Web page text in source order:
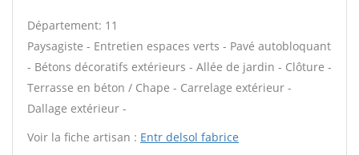
Département: 11
Paysagiste - Entretien espaces verts - Pavé autobloquant
- Bétons décoratifs extérieurs - Allée de jardin - Clôture -
Terrasse en béton / Chape - Carrelage extérieur -
Dallage extérieur -
Voir la fiche artisan : Entr delsol fabrice